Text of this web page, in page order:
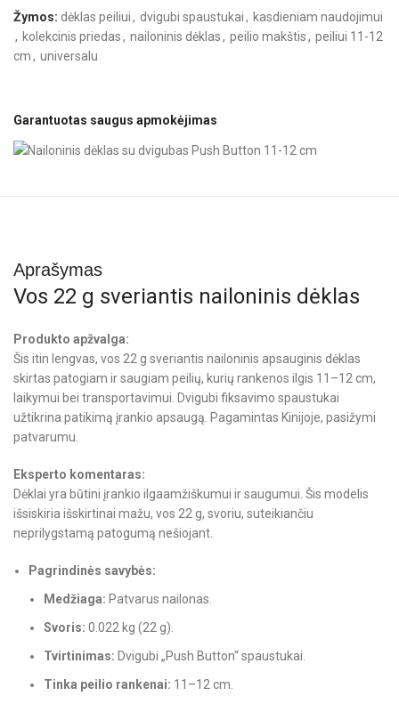
Žymos: dėklas peiliui, dvigubi spaustukai, kasdieniam naudojimui
, kolekcinis priedas, nailoninis dėklas, peilio makštis, peiliui 11-12
cm, universalu
Garantuotas saugus apmokėjimas
Aprašymas
Vos 22 g sveriantis nailoninis dėklas
Produkto apžvalga:
Šis itin lengvas, vos 22 g sveriantis nailoninis apsauginis dėklas
skirtas patogiam ir saugiam peilių, kurių rankenos ilgis 11–12 cm,
laikymui bei transportavimui. Dvigubi fiksavimo spaustukai
užtikrina patikimą įrankio apsaugą. Pagamintas Kinijoje, pasižymi
patvarumu.
Eksperto komentaras:
Dėklai yra būtini įrankio ilgaamžiškumui ir saugumui. Šis modelis
išsiskiria išskirtinai mažu, vos 22 g, svoriu, suteikiančiu
neprilygstamą patogumą nešiojant.
Pagrindinės savybės:
Medžiaga: Patvarus nailonas.
Svoris: 0.022 kg (22 g).
Tvirtinimas: Dvigubi „Push Button“ spaustukai.
Tinka peilio rankenai: 11–12 cm.